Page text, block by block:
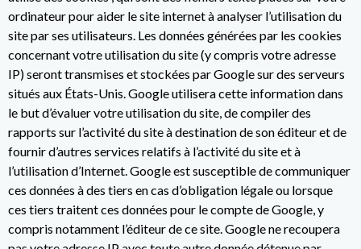
ordinateur pour aider le site internet à analyser l’utilisation du
site par ses utilisateurs. Les données générées par les cookies
concernant votre utilisation du site (y compris votre adresse
IP) seront transmises et stockées par Google sur des serveurs
situés aux États-Unis. Google utilisera cette information dans
le but d’évaluer votre utilisation du site, de compiler des
rapports sur l’activité du site à destination de son éditeur et de
fournir d’autres services relatifs à l’activité du site et à
l’utilisation d’Internet. Google est susceptible de communiquer
ces données à des tiers en cas d’obligation légale ou lorsque
ces tiers traitent ces données pour le compte de Google, y
compris notamment l’éditeur de ce site. Google ne recoupera